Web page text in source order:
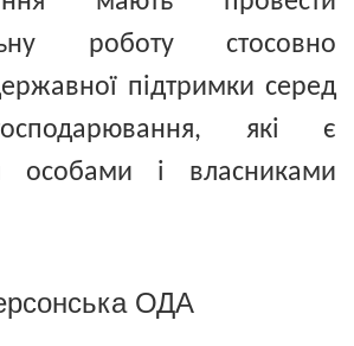
роботу стосовно
підтримки серед
які є
особами і власниками
ОДА